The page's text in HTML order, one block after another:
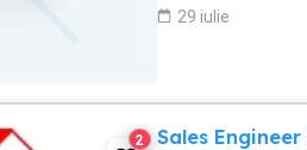
29 iulie
2
Sales